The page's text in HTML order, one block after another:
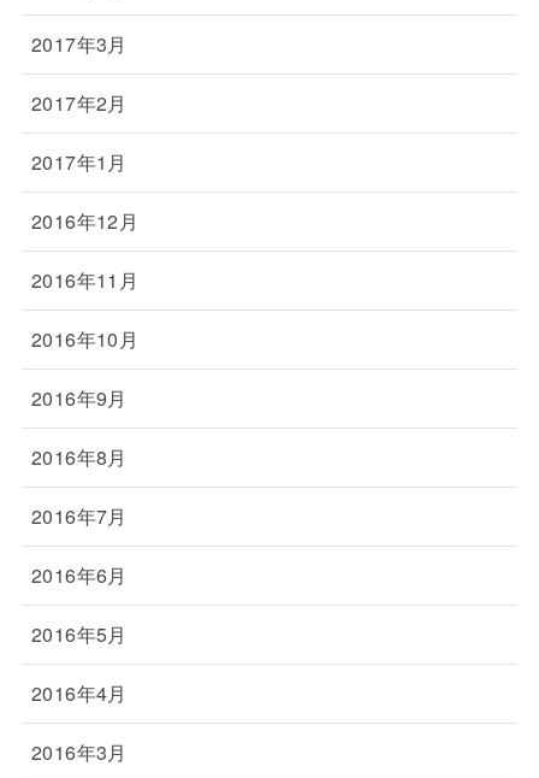
2017年3月
2017年2月
2017年1月
2016年12月
2016年11月
2016年10月
2016年9月
2016年8月
2016年7月
2016年6月
2016年5月
2016年4月
2016年3月